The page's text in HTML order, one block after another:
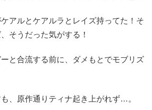
ケアルとケアルラとレイズ持ってた！そ
そうだった気がする！
と合流する前に、ダメもとでモブリズ
、原作通りティナ起き上がれず…。